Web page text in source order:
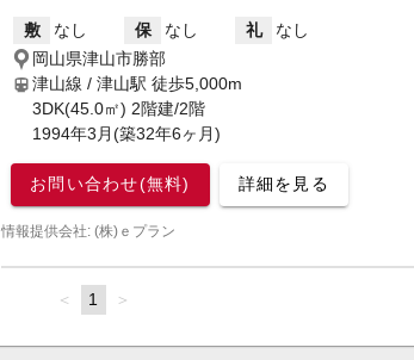
敷 なし 保 なし 礼
なし
岡山県津山市勝部
津山線 / 津山駅 徒歩5,000m
3DK(45.0㎡) 2階建/2階
1994年3月(築32年6ヶ月)
お問い合わせ(無料) 詳細を見る
情報提供会社: (株)ｅプラン
page
You're
page
1 page